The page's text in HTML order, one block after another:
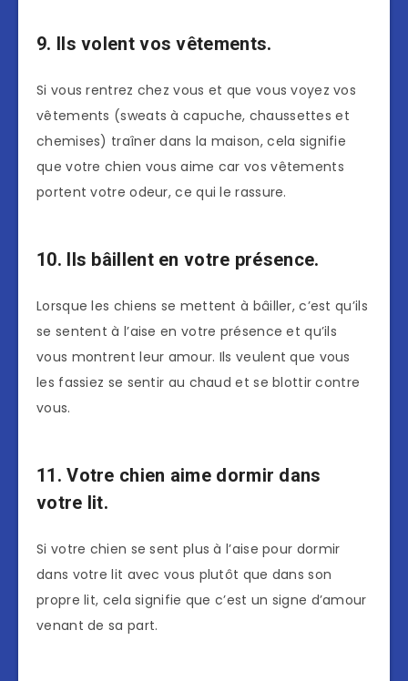
9. Ils volent vos vêtements.
Si vous rentrez chez vous et que vous voyez vos
vêtements (sweats à capuche, chaussettes et
chemises) traîner dans la maison, cela signifie
que votre chien vous aime car vos vêtements
portent votre odeur, ce qui le rassure.
10. Ils bâillent en votre présence.
Lorsque les chiens se mettent à bâiller, c’est qu’ils
se sentent à l’aise en votre présence et qu’ils
vous montrent leur amour. Ils veulent que vous
les fassiez se sentir au chaud et se blottir contre
vous.
11. Votre chien aime dormir dans
votre lit.
Si votre chien se sent plus à l’aise pour dormir
dans votre lit avec vous plutôt que dans son
propre lit, cela signifie que c’est un signe d’amour
venant de sa part.